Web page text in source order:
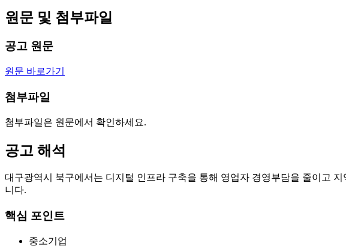
원문 및 첨부파일
공고 원문
원문 바로가기
첨부파일
첨부파일은 원문에서 확인하세요.
공고 해석
대구광역시 북구에서는 디지털 인프라 구축을 통해 영업자 경영부담을 줄이고
니다.
핵심 포인트
중소기업